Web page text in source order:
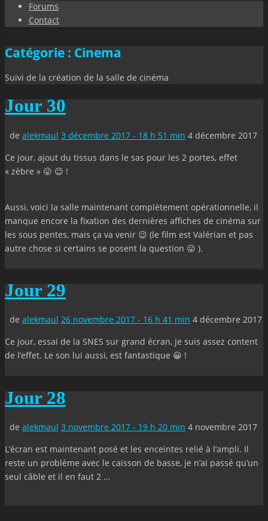
Forums
Contact
Catégorie : Cinema
Suivi de la création de la salle de cinéma
Jour 30
de alekmaul 3 décembre 2017 - 18 h 51 min 4 décembre 2017
Ce jour, ajout du tissus dans le sas pour les 2 portes, effet
« zèbre » 😛 😉 !
Aussi, voici la salle maintenant complètement opérationnelle, il
manque encore la fixation des dernières affiches de cinéma sur
les sous pentes, mais ça va venir 😉 (le film est Valérian et pas
autre chose si certains se posent la question 😛 ).
Jour 29
de alekmaul 26 novembre 2017 - 16 h 41 min 4 décembre 2017
Ce jour, essai de la SNES sur grand écran, je suis assez content
de l’effet. Le son lui aussi, est fantastique 😀 !
Jour 28
de alekmaul 3 novembre 2017 - 19 h 20 min 4 novembre 2017
L’écran est maintenant posé et les enceintes relié à l’ampli. Il
reste un problème avec le caisson de basse, je n’ai passé qu’un
seul câble et il en faut 2 …